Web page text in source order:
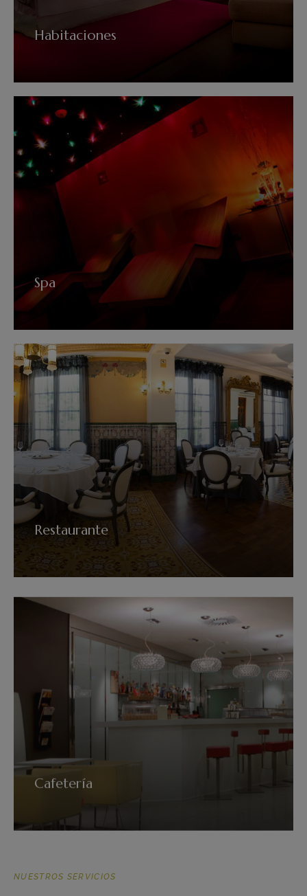
Habitaciones
Spa
Restaurante
Cafetería
NUESTROS SERVICIOS